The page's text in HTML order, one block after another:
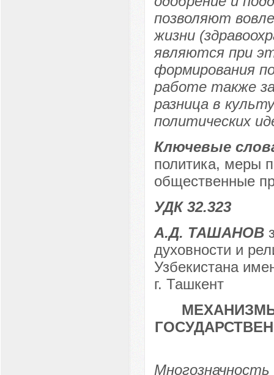
позволяют
жизни
являются при
формирования
работе также
разница в
политических
Ключевые
политика, меры
общественные
УДК 32.323
А.Д. ТАШАНОВ
духовности и
Узбекистана
г. Ташкент